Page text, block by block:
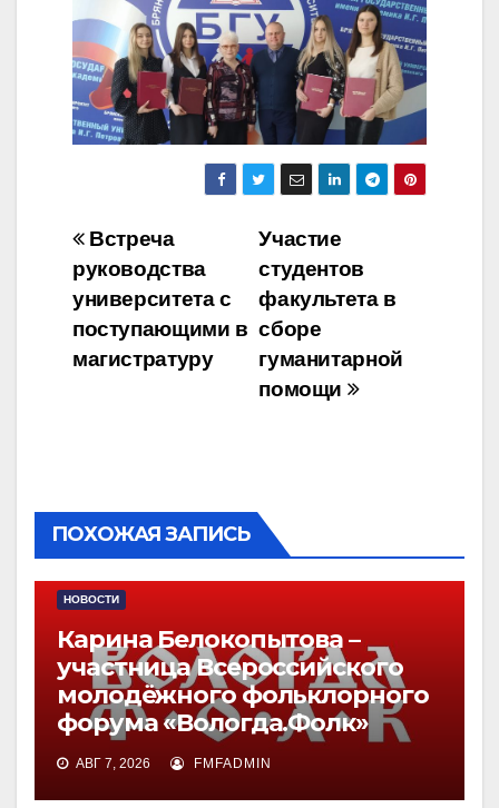
Навигация
по
записям
Участие
студентов
факультета в
сборе
гуманитарной
помощи
Встреча
руководства
университета с
поступающими в
магистратуру
ПОХОЖАЯ ЗАПИСЬ
НОВОСТИ
Карина Белокопытова –
участница Всероссийского
молодёжного фольклорного
форума «Вологда.Фолк»
АВГ 7, 2026 FMFADMIN